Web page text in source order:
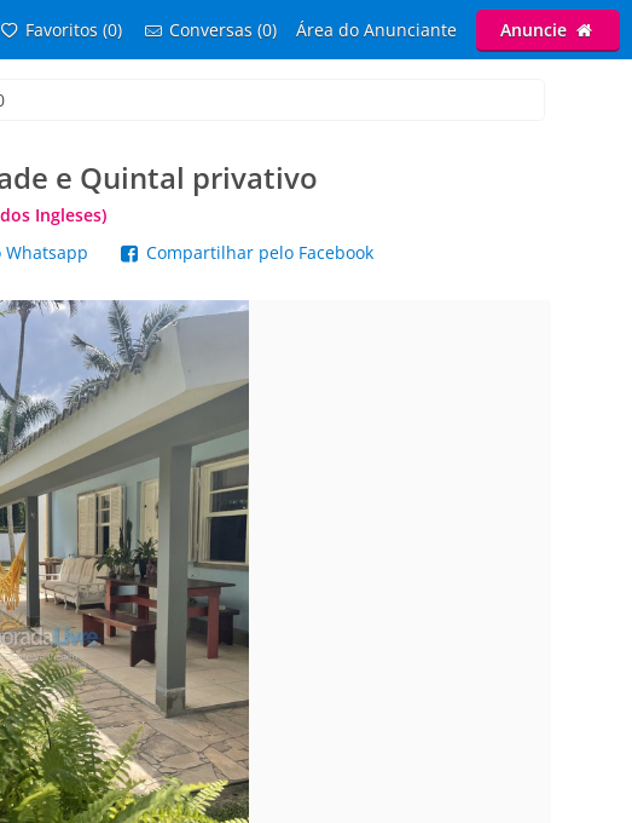
Favoritos (0) Conversas (0) Área do Anunciante Anuncie
e Quintal privativo
Ingleses)
Whatsapp Compartilhar pelo Facebook